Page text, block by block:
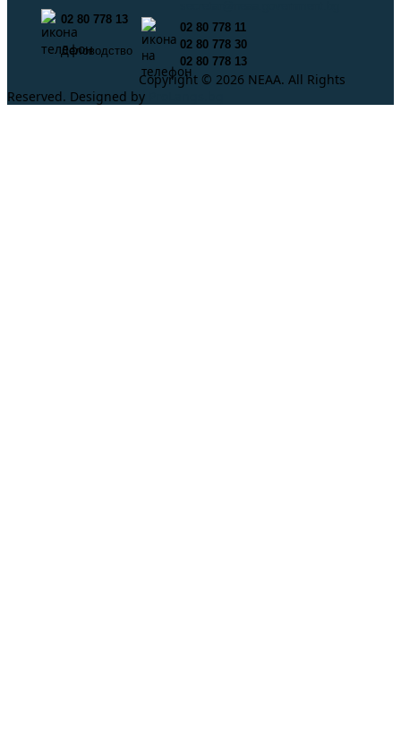
02 80 778 13
Деловодство
02 80 778 11
02 80 778 30
02 80 778 13
Copyright © 2026 NEAA. All Rights
Reserved. Designed by